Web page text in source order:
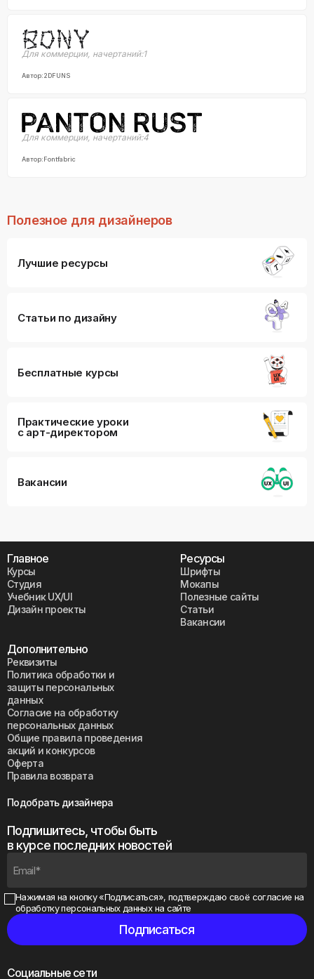
Для коммерции, начертаний:1
Автор:2DFUNS
Для коммерции, начертаний:4
Автор:Fontfabric
Полезное для дизайнеров
Лучшие ресурсы
Статьи по дизайну
Бесплатные курсы
Практические уроки
с арт-директором
Вакансии
Главное
Курсы
Студия
Учебник UX/UI
Дизайн проекты
Ресурсы
Шрифты
Мокапы
Полезные сайты
Статьи
Вакансии
Дополнительно
Реквизиты
Политика обработки и
защиты персональных
данных
Согласие на обработку
персональных данных
Общие правила проведения
акций и конкурсов
Оферта
Правила возврата
Социальные сети
Подпишитесь, чтобы быть
в курсе последних новостей
Нажимая на кнопку «Подписаться», подтверждаю своё согласие на
обработку персональных данных на сайте
Подобрать дизайнера